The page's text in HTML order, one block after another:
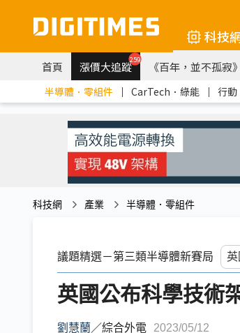
科技
首頁 漲價大追蹤259 《百年，並不孤寂
半導體．零組件 ｜ CarTech．綠能 ｜ 行動
科技網 產業 半導體．零組件
議題精選－第三類半導體新賽局
英國公布科學技術
劉慧蘭 ／綜合外電 2023/05/12